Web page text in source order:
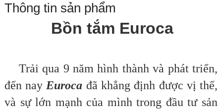
Thông tin sản phẩm
Bồn tắm Euroca
Trải qua 9 năm hình thành và phát triển,
đến nay Euroca đã khẳng định được vị thế,
và sự lớn mạnh của mình trong đầu tư sản